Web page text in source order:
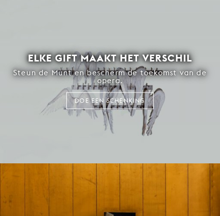
ELKE GIFT MAAKT HET VERSCHIL
Steun de Munt en bescherm de toekomst van de
opera.
DOE EEN SCHENKING